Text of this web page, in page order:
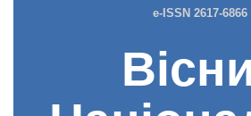
e-ISSN 2617-6866